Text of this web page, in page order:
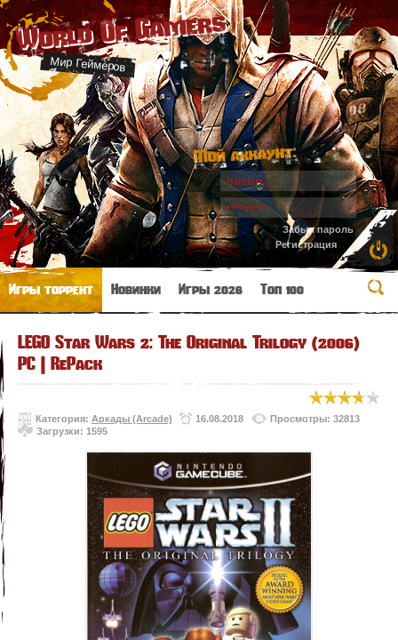
World Of Gamers
Мир Геймеров
Мой аккаунт:
Забыл пароль
Регистрация
Игры торрент Новинки Игры 2026 Топ 100
LEGO Star Wars 2: The Original Trilogy (2006)
PC | RePack
Категория: Аркады (Arcade) 16.08.2018
Просмотры: 32813
Загрузки: 1595